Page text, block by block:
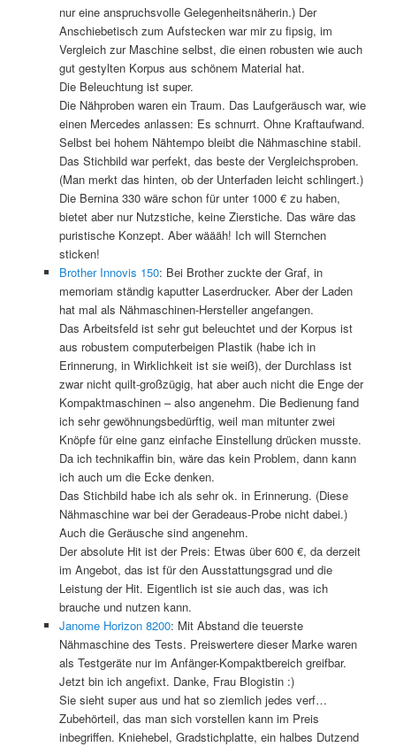
nur eine anspruchsvolle Gelegenheitsnäherin.) Der
Anschiebetisch zum Aufstecken war mir zu fipsig, im
Vergleich zur Maschine selbst, die einen robusten wie auch
gut gestylten Korpus aus schönem Material hat.
Die Beleuchtung ist super.
Die Nähproben waren ein Traum. Das Laufgeräusch war, wie
einen Mercedes anlassen: Es schnurrt. Ohne Kraftaufwand.
Selbst bei hohem Nähtempo bleibt die Nähmaschine stabil.
Das Stichbild war perfekt, das beste der Vergleichsproben.
(Man merkt das hinten, ob der Unterfaden leicht schlingert.)
Die Bernina 330 wäre schon für unter 1000 € zu haben,
bietet aber nur Nutzstiche, keine Zierstiche. Das wäre das
puristische Konzept. Aber wäääh! Ich will Sternchen
sticken!
Brother Innovis 150: Bei Brother zuckte der Graf, in
memoriam ständig kaputter Laserdrucker. Aber der Laden
hat mal als Nähmaschinen-Hersteller angefangen.
Das Arbeitsfeld ist sehr gut beleuchtet und der Korpus ist
aus robustem computerbeigen Plastik (habe ich in
Erinnerung, in Wirklichkeit ist sie weiß), der Durchlass ist
zwar nicht quilt-großzügig, hat aber auch nicht die Enge der
Kompaktmaschinen – also angenehm. Die Bedienung fand
ich sehr gewöhnungsbedürftig, weil man mitunter zwei
Knöpfe für eine ganz einfache Einstellung drücken musste.
Da ich technikaffin bin, wäre das kein Problem, dann kann
ich auch um die Ecke denken.
Das Stichbild habe ich als sehr ok. in Erinnerung. (Diese
Nähmaschine war bei der Geradeaus-Probe nicht dabei.)
Auch die Geräusche sind angenehm.
Der absolute Hit ist der Preis: Etwas über 600 €, da derzeit
im Angebot, das ist für den Ausstattungsgrad und die
Leistung der Hit. Eigentlich ist sie auch das, was ich
brauche und nutzen kann.
Janome Horizon 8200: Mit Abstand die teuerste
Nähmaschine des Tests. Preiswertere dieser Marke waren
als Testgeräte nur im Anfänger-Kompaktbereich greifbar.
Jetzt bin ich angefixt. Danke, Frau Blogistin :)
Sie sieht super aus und hat so ziemlich jedes verf…
Zubehörteil, das man sich vorstellen kann im Preis
inbegriffen. Kniehebel, Gradstichplatte, ein halbes Dutzend